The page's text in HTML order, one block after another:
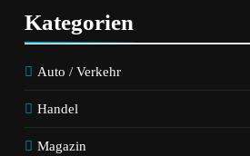
Kategorien
Auto / Verkehr
Handel
Magazin